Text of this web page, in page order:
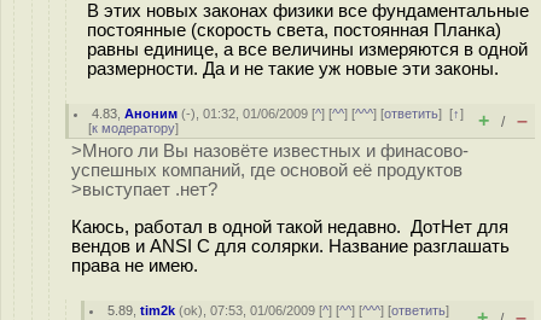
В этих новых законах физики все фундаментальные
постоянные (скорость света, постоянная Планка)
равны единице, а все величины измеряются в одной
размерности. Да и не такие уж новые эти законы.
4.83 ,Аноним (-), 01:32, 01/06/2009 [^] [^^] [^^^] [ответить][↑]
[к модератору] + / –
>Много ли Вы назовёте известных и финасово-
успешных компаний, где основой её продуктов
>выступает .нет?
Каюсь, работал в одной такой недавно. ДотНет для
вендов и ANSI C для солярки. Название разглашать
права не имею.
5.89 ,tim2k (ok), 07:53, 01/06/2009 [^] [^^] [^^^] [ответить]